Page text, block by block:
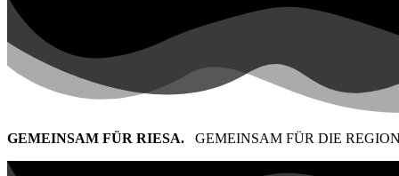
GEMEINSAM FÜR RIESA. GEMEINSAM FÜR DIE